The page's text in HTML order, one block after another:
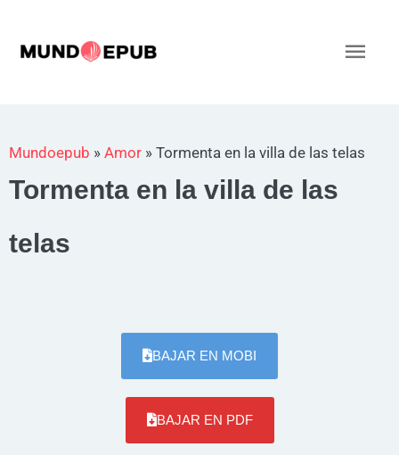
contenido
Mundoepub » Amor » Tormenta en la villa de las telas
Tormenta en la villa de las
telas
BAJAR EN MOBI
BAJAR EN PDF